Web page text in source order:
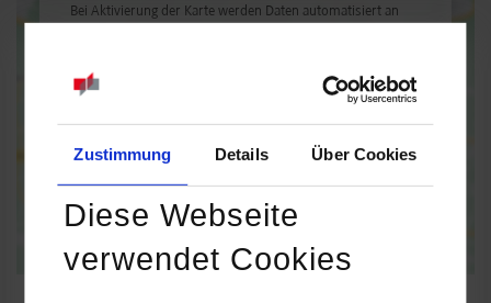
Zustimmung Details Über Cookies
Diese Webseite
verwendet Cookies
Bei Aktivierung der Karte werden Daten automatisiert an
Einmalig aktivieren